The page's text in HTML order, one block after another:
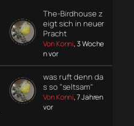
The-Birdhouse z
eigt sich in neuer
Pracht
Von Konni, 3 Woche
n vor
was ruft denn da
s so "seltsam"
Von Konni, 7 Jahren
vor